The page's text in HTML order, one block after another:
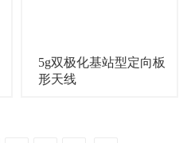
5g双极化基站型定向板
形天线